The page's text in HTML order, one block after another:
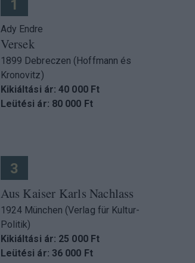
1
Ady Endre
Versek
1899 Debreczen (Hoffmann és
Kronovitz)
Kikiáltási ár: 40 000 Ft
Leütési ár: 80 000 Ft
3
Aus Kaiser Karls Nachlass
1924 München (Verlag für Kultur-
Politik)
Kikiáltási ár: 25 000 Ft
Leütési ár: 36 000 Ft